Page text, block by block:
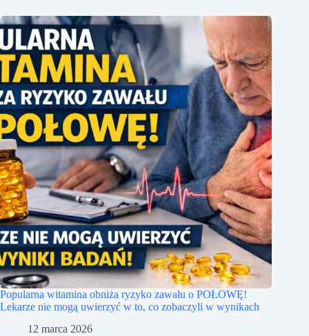
Popularna witamina obniża ryzyko zawału o POŁOWĘ!
Lekarze nie mogą uwierzyć w to, co zobaczyli w wynikach
12 marca 2026